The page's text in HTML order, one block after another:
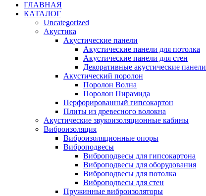
ГЛАВНАЯ
КАТАЛОГ
Uncategorized
Акустика
Акустические панели
Акустические панели для потолка
Акустические панели для стен
Декоративные акустические панели
Акустический поролон
Поролон Волна
Поролон Пирамида
Перфорированный гипсокартон
Плиты из древесного волокна
Акустические звукоизоляционные кабины
Виброизоляция
Виброизоляционные опоры
Виброподвесы
Виброподвесы для гипсокартона
Виброподвесы для оборудования
Виброподвесы для потолка
Виброподвесы для стен
Пружинные виброизоляторы